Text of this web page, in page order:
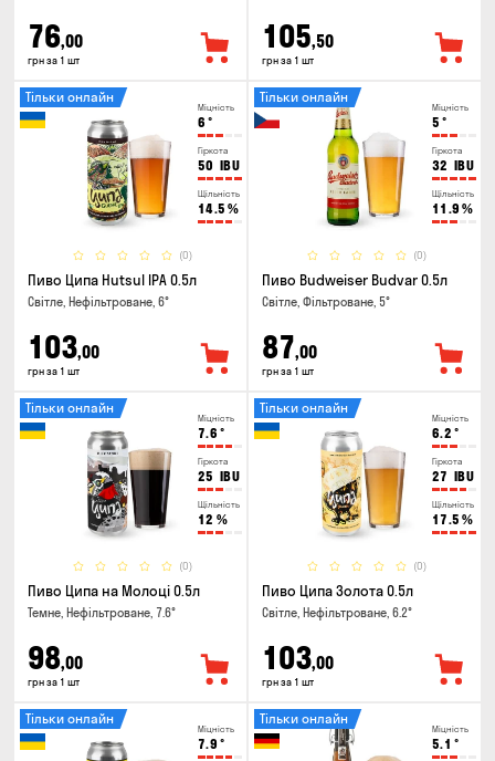
76,00
грн за 1 шт
105,50
грн за 1 шт
Міцність
6 °
Гіркота
50 IBU
Щільність
14.5 %
(0)
Тільки онлайн
Пиво Ципа Hutsul IPA 0.5л
Світле, Нефільтроване, 6°
103,00
грн за 1 шт
Міцність
5 °
Гіркота
32 IBU
Щільність
11.9 %
(0)
Тільки онлайн
Пиво Budweiser Budvar 0.5л
Світле, Фільтроване, 5°
87,00
грн за 1 шт
Міцність
7.6 °
Гіркота
25 IBU
Щільність
12 %
(0)
Тільки онлайн
Пиво Ципа на Молоці 0.5л
Темне, Нефільтроване, 7.6°
98,00
грн за 1 шт
Міцність
6.2 °
Гіркота
27 IBU
Щільність
17.5 %
(0)
Тільки онлайн
Пиво Ципа Золота 0.5л
Світле, Нефільтроване, 6.2°
103,00
грн за 1 шт
Міцність
7.9 °
Тільки онлайн
Міцність
5.1 °
Тільки онлайн